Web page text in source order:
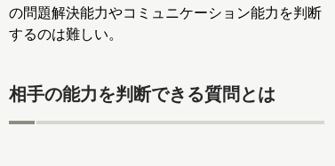
の問題解決能力やコミュニケーション能力を判断
するのは難しい。
相手の能力を判断できる質問とは